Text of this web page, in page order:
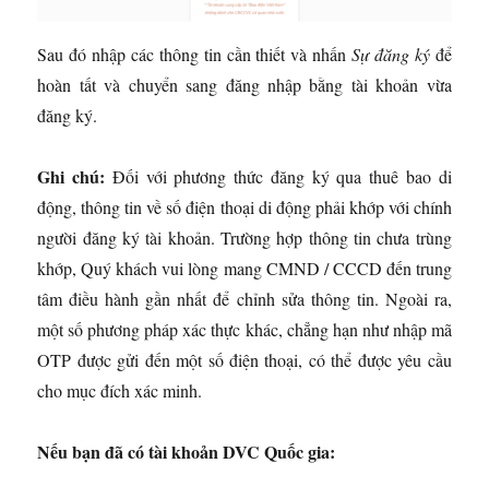
Sau đó nhập các thông tin cần thiết và nhấn Sự đăng kýđể
hoàn tất và chuyển sang đăng nhập bằng tài khoản vừa
đăng ký.
Ghi chú: Đối với phương thức đăng ký qua thuê bao di
động, thông tin về số điện thoại di động phải khớp với chính
người đăng ký tài khoản. Trường hợp thông tin chưa trùng
khớp, Quý khách vui lòng mang CMND / CCCD đến trung
tâm điều hành gần nhất để chỉnh sửa thông tin. Ngoài ra,
một số phương pháp xác thực khác, chẳng hạn như nhập mã
OTP được gửi đến một số điện thoại, có thể được yêu cầu
cho mục đích xác minh.
Nếu bạn đã có tài khoản DVC Quốc gia: